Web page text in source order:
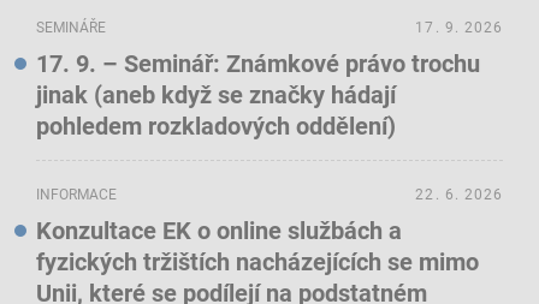
SEMINÁŘE
17. 9. – Seminář: Známkové právo trochu
jinak (aneb když se značky hádají
pohledem rozkladových oddělení)
17. 9. 2026
INFORMACE
Konzultace EK o online službách a
fyzických tržištích nacházejících se mimo
Unii, které se podílejí na podstatném
22. 6. 2026